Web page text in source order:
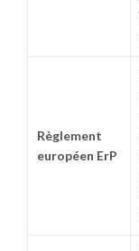
Règlement
européen ErP